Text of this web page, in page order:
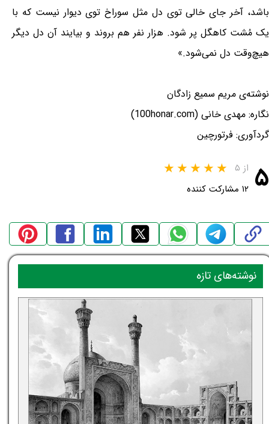
باشد، آخر جای خالی توی دل مثل سوراخ توی دیوار نیست که با
یک مُشت کاهگل پر شود. هزار نفر هم بروند و بیایند آن دل دیگر
هیچ‌وقت دل نمی‌شود.»
نوشته‌ی مریم سمیع زادگان
نگاره: مهدی خانی (100honar.com)
گردآوری: فرتورچین
۵ از ۵
۱۲ مشارکت کننده
نوشته‌های تازه